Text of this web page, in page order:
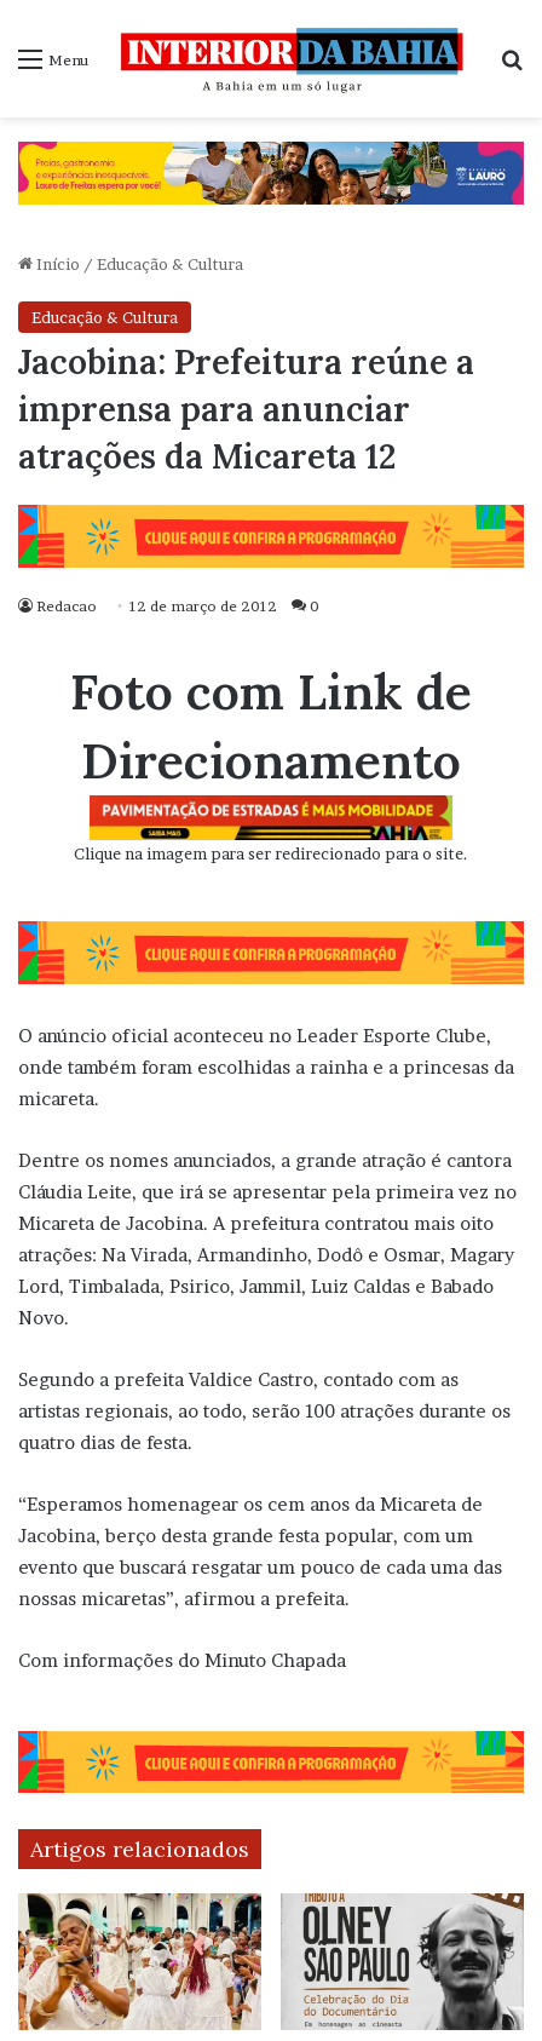
Menu
Início / Educação & Cultura
Educação & Cultura
Jacobina: Prefeitura reúne a
imprensa para anunciar
atrações da Micareta 12
Redacao 12 de março de 2012 0
Foto com Link de
Direcionamento
Clique na imagem para ser redirecionado para o site.
O anúncio oficial aconteceu no Leader Esporte Clube,
onde também foram escolhidas a rainha e a princesas da
micareta.
Dentre os nomes anunciados, a grande atração é cantora
Cláudia Leite, que irá se apresentar pela primeira vez no
Micareta de Jacobina. A prefeitura contratou mais oito
atrações: Na Virada, Armandinho, Dodô e Osmar, Magary
Lord, Timbalada, Psirico, Jammil, Luiz Caldas e Babado
Novo.
Segundo a prefeita Valdice Castro, contado com as
artistas regionais, ao todo, serão 100 atrações durante os
quatro dias de festa.
“Esperamos homenagear os cem anos da Micareta de
Jacobina, berço desta grande festa popular, com um
evento que buscará resgatar um pouco de cada uma das
nossas micaretas”, afirmou a prefeita.
Com informações do Minuto Chapada
Artigos relacionados